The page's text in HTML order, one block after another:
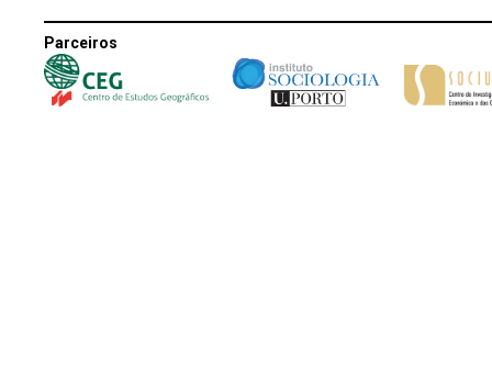
Parceiros